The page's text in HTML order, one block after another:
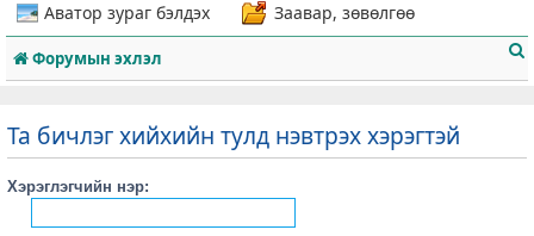
Аватор зураг бэлдэх
Заавар, зөвөлгөө
Форумын эхлэл
Та бичлэг хийхийн тулд нэвтрэх хэрэгтэй
Хэрэглэгчийн нэр: